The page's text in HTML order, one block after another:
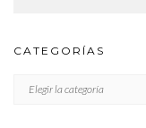
CATEGORÍAS